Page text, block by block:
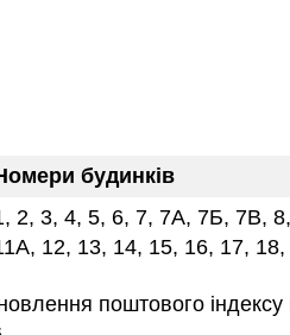
будинків
2, 3, 4, 5, 6, 7, 7А, 7Б, 7В,
12, 13, 14, 15, 16, 17,
поштового індексу